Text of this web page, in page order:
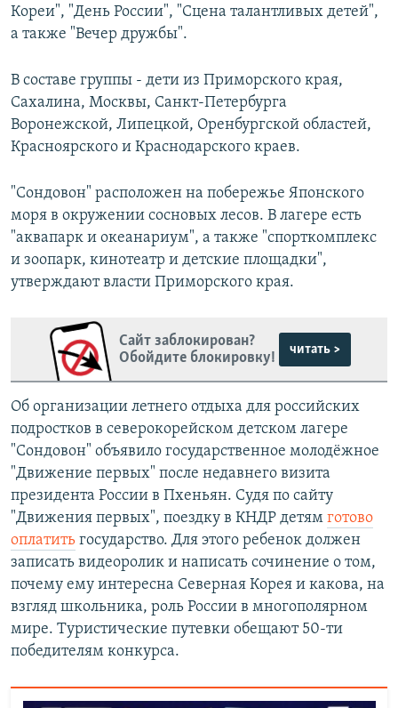
Кореи", "День России", "Сцена талантливых детей",
а также "Вечер дружбы".
В составе группы - дети из Приморского края,
Сахалина, Москвы, Санкт-Петербурга
Воронежской, Липецкой, Оренбургской областей,
Красноярского и Краснодарского краев.
"Сондовон" расположен на побережье Японского
моря в окружении сосновых лесов. В лагере есть
"аквапарк и океанариум", а также "спорткомплекс
и зоопарк, кинотеатр и детские площадки",
утверждают власти Приморского края.
Сайт заблокирован?
Обойдите блокировку!
читать >
Об организации летнего отдыха для российских
подростков в северокорейском детском лагере
"Сондовон" объявило государственное молодёжное
"Движение первых" после недавнего визита
президента России в Пхеньян. Судя по сайту
"Движения первых", поездку в КНДР детям готово
оплатить государство. Для этого ребенок должен
записать видеоролик и написать сочинение о том,
почему ему интересна Северная Корея и какова, на
взгляд школьника, роль России в многополярном
мире. Туристические путевки обещают 50-ти
победителям конкурса.